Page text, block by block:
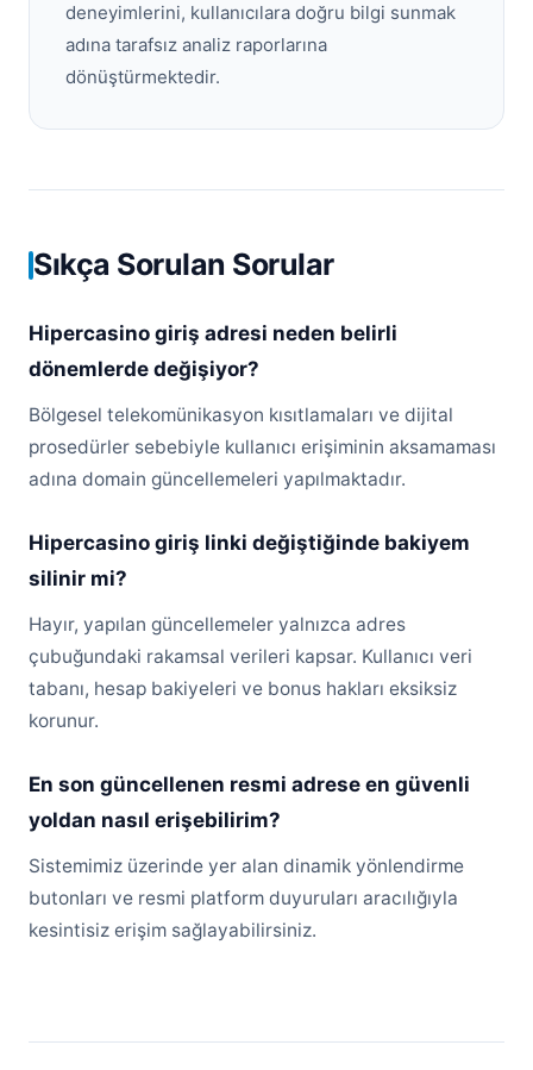
deneyimlerini, kullanıcılara doğru bilgi sunmak
adına tarafsız analiz raporlarına
dönüştürmektedir.
Sıkça Sorulan Sorular
Hipercasino giriş adresi neden belirli
dönemlerde değişiyor?
Bölgesel telekomünikasyon kısıtlamaları ve dijital
prosedürler sebebiyle kullanıcı erişiminin aksamaması
adına domain güncellemeleri yapılmaktadır.
Hipercasino giriş linki değiştiğinde bakiyem
silinir mi?
Hayır, yapılan güncellemeler yalnızca adres
çubuğundaki rakamsal verileri kapsar. Kullanıcı veri
tabanı, hesap bakiyeleri ve bonus hakları eksiksiz
korunur.
En son güncellenen resmi adrese en güvenli
yoldan nasıl erişebilirim?
Sistemimiz üzerinde yer alan dinamik yönlendirme
butonları ve resmi platform duyuruları aracılığıyla
kesintisiz erişim sağlayabilirsiniz.